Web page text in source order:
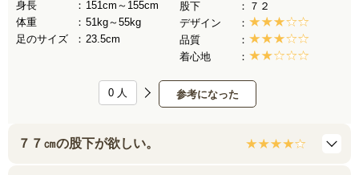
身長
151cm～155cm
体重
51kg～55kg
足のサイズ
23.5cm
股下
７２
デザイン
品質
着心地
参考になった
0 人
７７㎝の股下が欲しい。